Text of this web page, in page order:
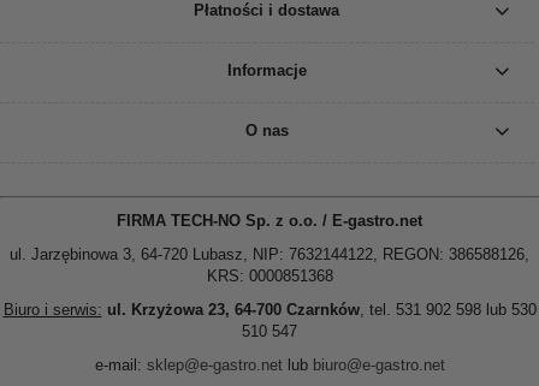
Płatności i dostawa
Informacje
O nas
FIRMA TECH-NO Sp. z o.o. / E-gastro.net
ul. Jarzębinowa 3, 64-720 Lubasz, NIP: 7632144122, REGON: 386588126,
KRS: 0000851368
Biuro i serwis: ul. Krzyżowa 23, 64-700 Czarnków, tel. 531 902 598 lub 530
510 547
e-mail: sklep@e-gastro.netlub biuro@e-gastro.net